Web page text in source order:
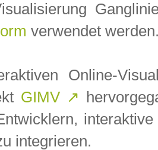
verwendet
Online-
GIMV ↗
integrieren.